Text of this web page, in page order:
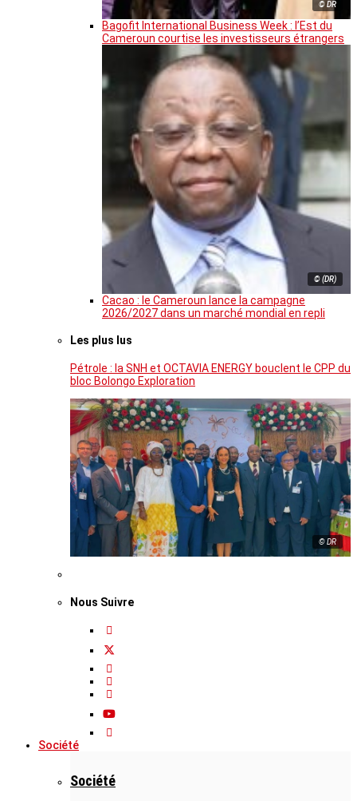
© DR
Bagofit International Business Week : l’Est du
Cameroun courtise les investisseurs étrangers
© (DR)
Cacao : le Cameroun lance la campagne
2026/2027 dans un marché mondial en repli
Les plus lus
Pétrole : la SNH et OCTAVIA ENERGY bouclent le CPP du
bloc Bolongo Exploration
© DR
Nous Suivre
Société
Société